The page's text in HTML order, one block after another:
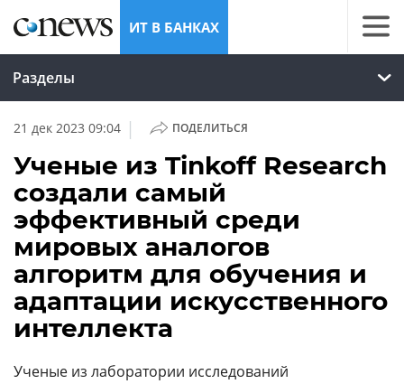
ИТ В БАНКАХ
Разделы
21 дек 2023 09:04 | ПОДЕЛИТЬСЯ
Ученые из Tinkoff Research
создали самый
эффективный среди
мировых аналогов
алгоритм для обучения и
адаптации искусственного
интеллекта
Ученые из лаборатории исследований